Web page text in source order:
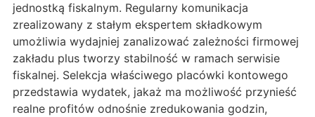
jednostką fiskalnym. Regularny komunikacja
zrealizowany z stałym ekspertem składkowym
umożliwia wydajniej zanalizować zależności firmowej
zakładu plus tworzy stabilność w ramach serwisie
fiskalnej. Selekcja właściwego placówki kontowego
przedstawia wydatek, jakaż ma możliwość przynieść
realne profitów odnośnie zredukowania godzin,